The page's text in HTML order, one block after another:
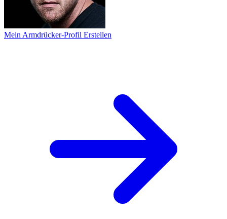
Mein Armdrücker-Profil Erstellen